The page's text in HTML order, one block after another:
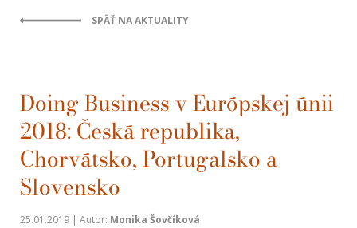
SPÄŤ NA AKTUALITY
Doing Business v Európskej únii
2018: Česká republika,
Chorvátsko, Portugalsko a
Slovensko
25.01.2019 | Autor: Monika Šovčíková